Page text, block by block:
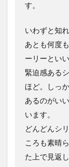
す。
いわずと知
あとも何度
ーリーとい
緊迫感ある
ほど。しっ
あるのがい
います。
どんどんシ
ころも素晴
た上で見返